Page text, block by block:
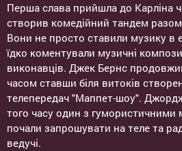
Перша слава прийшла до Карліна
створив комедійний тандем
Вони не просто ставили музику в
їдко коментували музичні
виконавців. Джек Бернс
часом ставши біля витоків
телепередач "Маппет-шоу".
того часу один з гумористичними
почали запрошувати на теле та
ведучі.